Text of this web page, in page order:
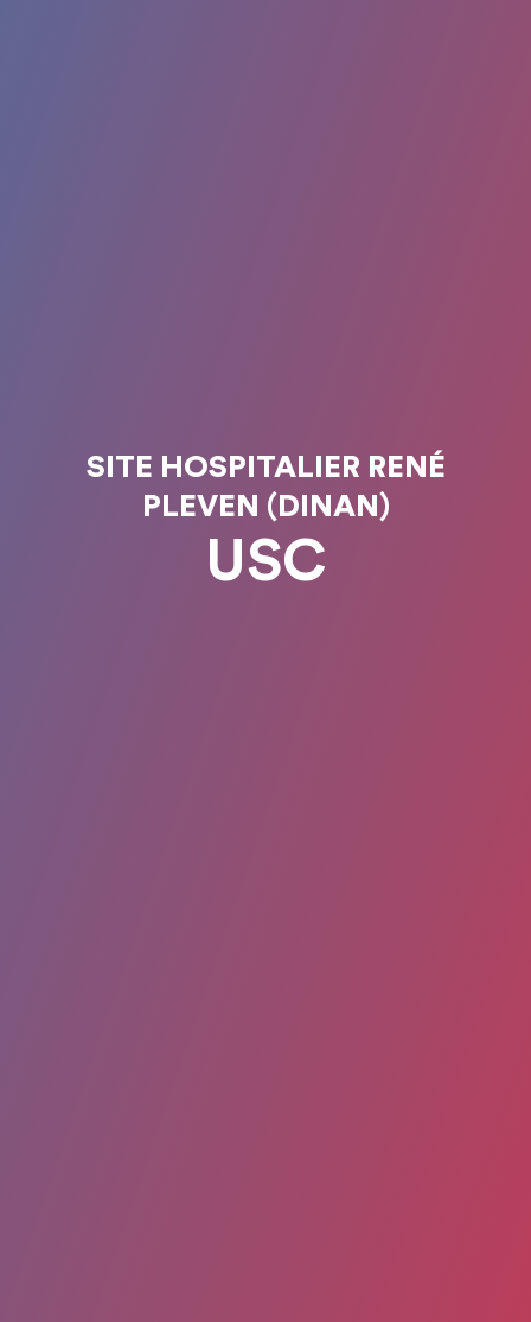
SITE HOSPITALIER RENÉ
PLEVEN (DINAN)
USC